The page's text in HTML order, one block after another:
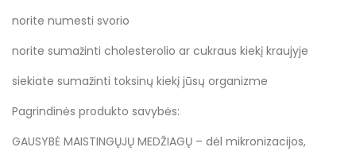
norite numesti svorio
norite sumažinti cholesterolio ar cukraus kiekį kraujyje
siekiate sumažinti toksinų kiekį jūsų organizme
Pagrindinės produkto savybės:
GAUSYBĖ MAISTINGŲJŲ MEDŽIAGŲ – dėl mikronizacijos,